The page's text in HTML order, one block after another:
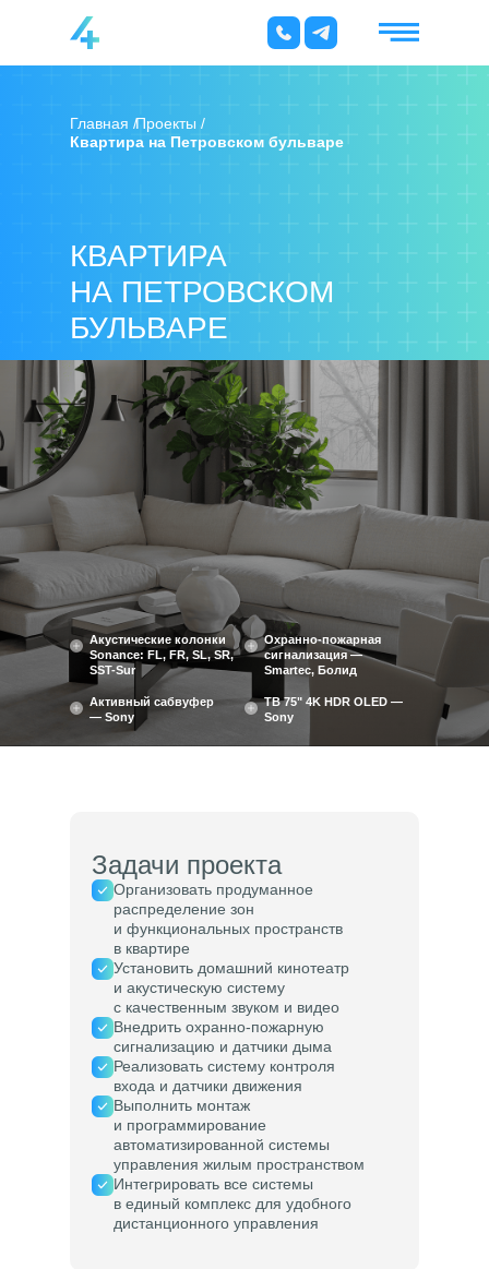
Квартира на Петровском бульваре
Проекты /
Главная /
КВАРТИРА
НА ПЕТРОВСКОМ
БУЛЬВАРЕ
Охранно-пожарная
сигнализация —
Smartec, Болид
Активный сабвуфер
— Sony
Акустические колонки
Sonance: FL, FR, SL, SR,
SST-Sur
ТВ 75" 4K HDR OLED —
Sony
Задачи проекта
Организовать продуманное
распределение зон
и функциональных пространств
в квартире
Установить домашний кинотеатр
и акустическую систему
с качественным звуком и видео
Внедрить охранно-пожарную
сигнализацию и датчики дыма
Реализовать систему контроля
входа и датчики движения
Выполнить монтаж
и программирование
автоматизированной системы
управления жилым пространством
Интегрировать все системы
в единый комплекс для удобного
дистанционного управления